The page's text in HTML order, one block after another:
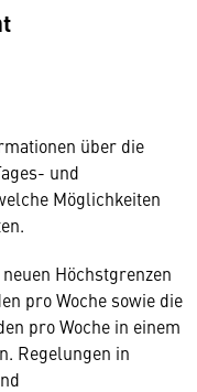
über die
und
Möglichkeiten
Höchstgrenzen
pro Woche sowie die
pro Woche in einem
Regelungen in